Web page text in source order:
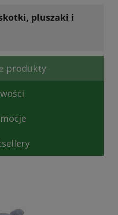
pluszaki i
produkty